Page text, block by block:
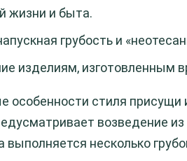
жизни и быта.
грубость и
изделиям, изготовленным
особенности стиля
возведение
выполняется несколько